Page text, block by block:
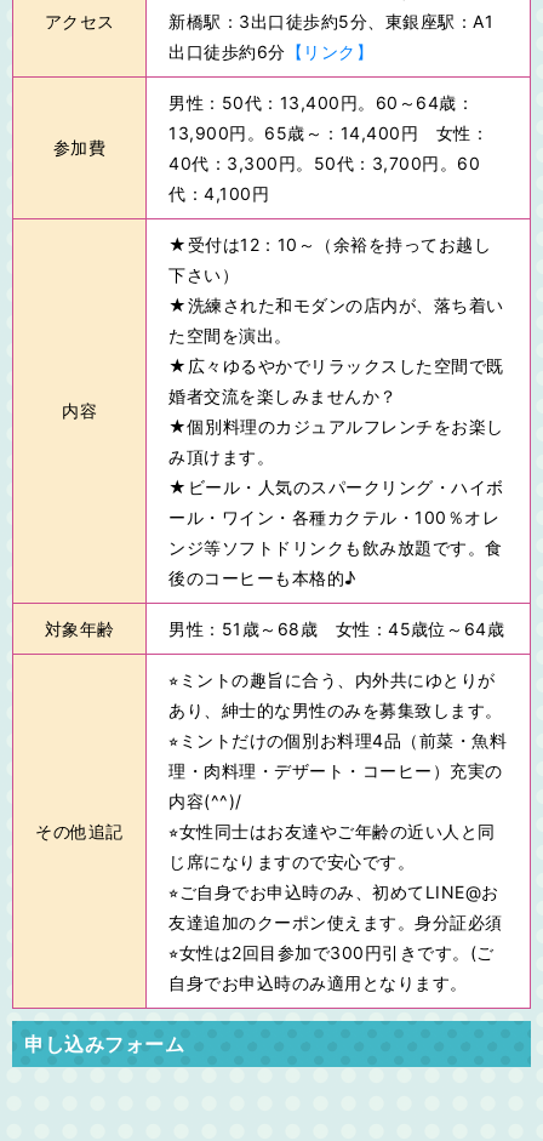
アクセス
新橋駅：3出口徒歩約5分、東銀座駅：A1
出口徒歩約6分 【リンク】
参加費
男性：50代：13,400円。60～64歳：
13,900円。65歳～：14,400円 女性：
40代：3,300円。50代：3,700円。60
代：4,100円
内容
★受付は12：10～（余裕を持ってお越し
下さい）
★洗練された和モダンの店内が、落ち着い
た空間を演出。
★広々ゆるやかでリラックスした空間で既
婚者交流を楽しみませんか？
★個別料理のカジュアルフレンチをお楽し
み頂けます。
★ビール・人気のスパークリング・ハイボ
ール・ワイン・各種カクテル・100％オレ
ンジ等ソフトドリンクも飲み放題です。食
後のコーヒーも本格的♪
対象年齢 男性：51歳～68歳 女性：45歳位～64歳
その他追記
⭐︎ミントの趣旨に合う、内外共にゆとりが
あり、紳士的な男性のみを募集致します。
⭐︎ミントだけの個別お料理4品（前菜・魚料
理・肉料理・デザート・コーヒー）充実の
内容(^^)/
⭐︎女性同士はお友達やご年齢の近い人と同
じ席になりますので安心です。
⭐︎ご自身でお申込時のみ、初めてLINE@お
友達追加のクーポン使えます。身分証必須
⭐︎女性は2回目参加で300円引きです。(ご
自身でお申込時のみ適用となります。
申し込みフォーム